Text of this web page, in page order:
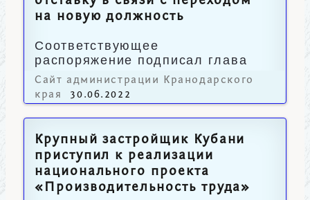
на новую должность
Соответствующее
распоряжение подписал глава
региона Вениамин Кондратьев.
Сайт администрации Кранодарского
края
30.06.2022
Крупный застройщик Кубани
приступил к реализации
национального проекта
«Производительность труда»